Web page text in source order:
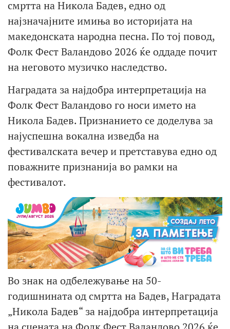
смртта на Никола Бадев, едно од
најзначајните имиња во историјата на
македонската народна песна. По тој повод,
Фолк Фест Валандово 2026 ќе оддаде почит
на неговото музичко наследство.
Наградата за најдобра интерпретација на
Фолк Фест Валандово го носи името на
Никола Бадев. Признанието се доделува за
најуспешна вокална изведба на
фестивалската вечер и претставува едно од
поважните признанија во рамки на
фестивалот.
Во знак на одбележување на 50-
годишнината од смртта на Бадев, Наградата
„Никола Бадев“ за најдобра интерпретација